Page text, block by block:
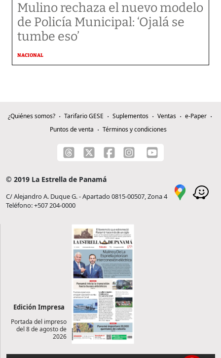
Mulino rechaza el nuevo modelo
de Policía Municipal: ‘Ojalá se
tumbe eso’
NACIONAL
¿Quiénes somos? Tarifario GESE Suplementos Ventas
e-Paper
Puntos de venta
Términos y condiciones
© 2019 La Estrella de Panamá
C/ Alejandro A. Duque G. - Apartado 0815-00507, Zona 4
Teléfono: +507 204-0000
Edición Impresa
Portada del impreso
del 8 de agosto de
2026